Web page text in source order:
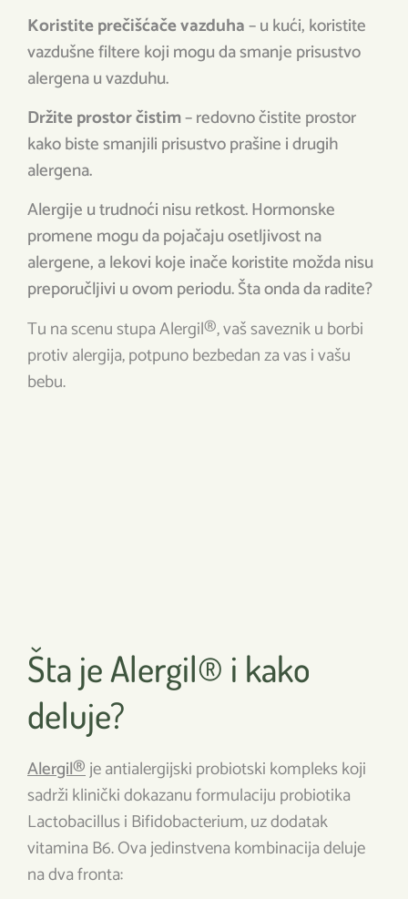
Koristite prečišćače vazduha– u kući, koristite
vazdušne filtere koji mogu da smanje prisustvo
alergena u vazduhu.
Držite prostor čistim– redovno čistite prostor
kako biste smanjili prisustvo prašine i drugih
alergena.
Alergije u trudnoći nisu retkost. Hormonske
promene mogu da pojačaju osetljivost na
alergene, a lekovi koje inače koristite možda nisu
preporučljivi u ovom periodu. Šta onda da radite?
Tu na scenu stupa Alergil®, vaš saveznik u borbi
protiv alergija, potpuno bezbedan za vas i vašu
bebu.
Šta je Alergil® i kako
deluje?
Alergil®je antialergijski probiotski kompleks koji
sadrži klinički dokazanu formulaciju probiotika
Lactobacillus i Bifidobacterium, uz dodatak
vitamina B6. Ova jedinstvena kombinacija deluje
na dva fronta: